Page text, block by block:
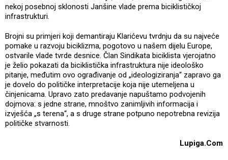
nekoj posebnoj sklonosti Janšine vlade prema biciklističkoj
infrastrukturi.
Brojni su primjeri koji demantiraju Klarićevu tvrdnju da su najveće
pomake u razvoju biciklizma, pogotovo u našem dijelu Europe,
ostvarile vlade tvrde desnice. Član Sindikata biciklista vjerojatno
je želio pokazati da biciklistička infrastruktura nije ideološko
pitanje, međutim ovo ograđivanje od „ideologiziranja“ zapravo ga
je dovelo do političke interpretacije koja nije utemeljena u
činjenicama. Upravo zato predavanje napuštamo podvojenih
dojmova: s jedne strane, mnoštvo zanimljivih informacija i
izvješća „s terena“, a s druge strane potpuno nepotrebna revizija
političke stvarnosti.
Lupiga.Com